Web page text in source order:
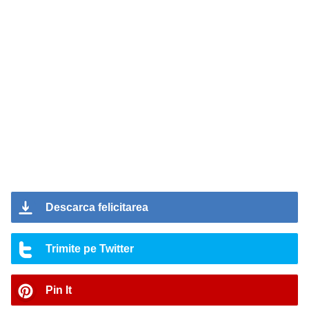
Descarca felicitarea
Trimite pe Twitter
Pin It